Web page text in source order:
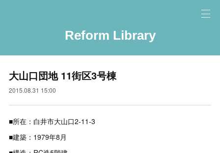
Reform Library
大山口団地 11街区3号棟
2015.08.31 15:00
■所在：白井市大山口2-11-3
■建築：1979年8月